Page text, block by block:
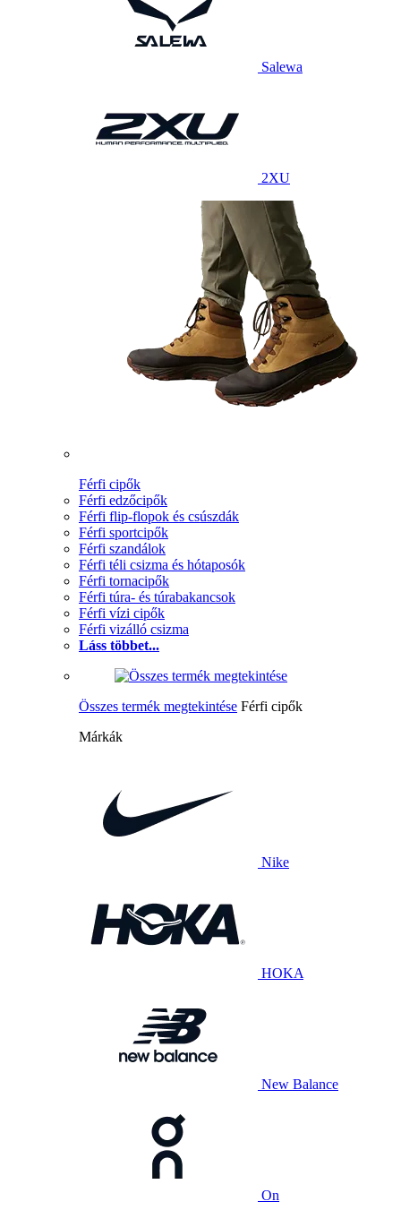
Salewa
2XU
Férfi cipők
Férfi edzőcipők
Férfi flip-flopok és csúszdák
Férfi sportcipők
Férfi szandálok
Férfi téli csizma és hótaposók
Férfi tornacipők
Férfi túra- és túrabakancsok
Férfi vízi cipők
Férfi vizálló csizma
Láss többet...
Összes termék megtekintése Férfi cipők
Márkák
Nike
HOKA
New Balance
On